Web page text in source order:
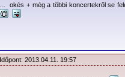
okés + még a többi koncertekről se
2013.04.11. 19:57